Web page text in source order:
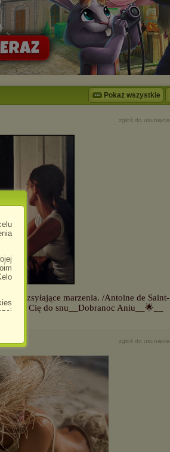
Pokaż wszystkie
zgłoś do usunięcia
zsyłające marzenia. /Antoine de Saint-
utulą Cię do snu__Dobranoc Aniu__🌟__
zgłoś do usunięcia